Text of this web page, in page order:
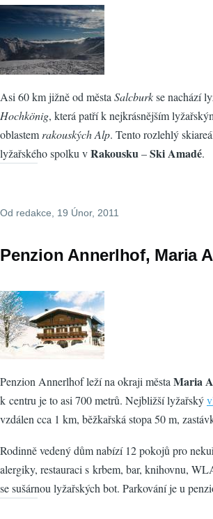
Asi 60 km jižně od městaSalcburkse nachází
Hochkönig, která patří k nejkrásnějším
oblastemrakouských Alp. Tento rozlehlý
lyžařského spolku vRakousku–Ski Amadé.
Od redakce, 19 Únor, 2011
Penzion Annerlhof, Maria
Penzion Annerlhof leží na okraji města Maria
k centru je to asi 700 metrů. Nejbližší lyžařský
vzdálen cca 1 km, běžkařská stopa 50 m,
Rodinně vedený dům nabízí 12 pokojů pro
alergiky, restauraci s krbem, bar, knihovnu,
se sušárnou lyžařských bot. Parkování je u